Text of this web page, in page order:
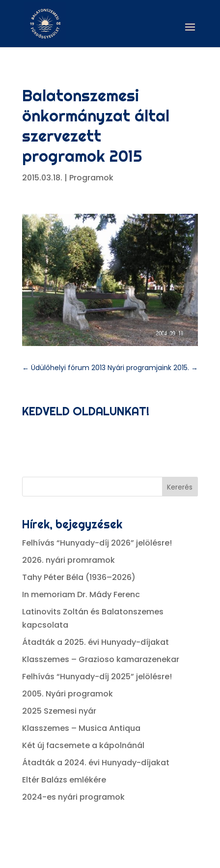
Balatonszemesi
önkormányzat által
szervezett
programok 2015
2015.03.18. | Programok
← Üdülőhelyi fórum 2013 Nyári programjaink 2015. →
KEDVELD OLDALUNKAT!
Kererés
Hírek, bejegyzések
Felhívás “Hunyady-díj 2026” jelölésre!
2026. nyári promramok
Tahy Péter Béla (1936–2026)
In memoriam Dr. Mády Ferenc
Latinovits Zoltán és Balatonszemes
kapcsolata
Átadták a 2025. évi Hunyady-díjakat
Klasszemes – Grazioso kamarazenekar
Felhívás “Hunyady-díj 2025” jelölésre!
2005. Nyári programok
2025 Szemesi nyár
Klasszemes – Musica Antiqua
Két új facsemete a kápolnánál
Átadták a 2024. évi Hunyady-díjakat
Eltér Balázs emlékére
2024-es nyári programok